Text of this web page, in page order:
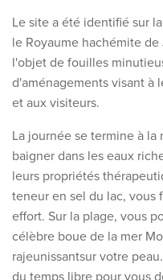
Le site a été identifié sur
le Royaume hachémite
l'objet de fouilles
d'aménagements visant à
et aux visiteurs.
La journée se termine à la
baigner dans leseaux
leurs propriétés
teneur en sel du lac, vous
effort. Sur la plage, vous
célèbre boue de la mer
rajeunissantsur votre